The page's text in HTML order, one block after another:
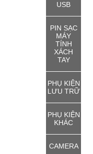
USB
PIN SẠC
MÁY
TÍNH
XÁCH
TAY
PHỤ KIỆN
LƯU TRỮ
PHỤ KIỆN
KHÁC
CAMERA